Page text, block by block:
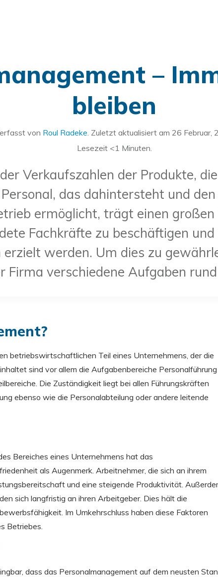
–
bleiben
von Roul Radeke. Zuletzt aktualisiert am 26 Februar,
Lesezeit <1 Minuten.
Verkaufszahlen der Produkte,
das dahintersteht und
ermöglicht, trägt einen
Fachkräfte zu beschäftigen
werden. Um dies zu
Firma verschiedene Aufgaben
betriebswirtschaftlichen Teil eines Unternehmens, der die
sind vor allem die Aufgabenbereiche Personalführung
Die Zuständigkeit liegt bei allen Führungskräften
ebenso wie die Personalabteilung oder andere leitende
Bereiches eines Unternehmens hat das
als Augenmerk. Arbeitnehmer, die sich an ihrem
und eine steigende Produktivität.
sich langfristig an ihren Arbeitgeber. Dies hält die
Im Umkehrschluss haben diese Faktoren
Betriebes.
dass das Personalmanagement auf dem neusten